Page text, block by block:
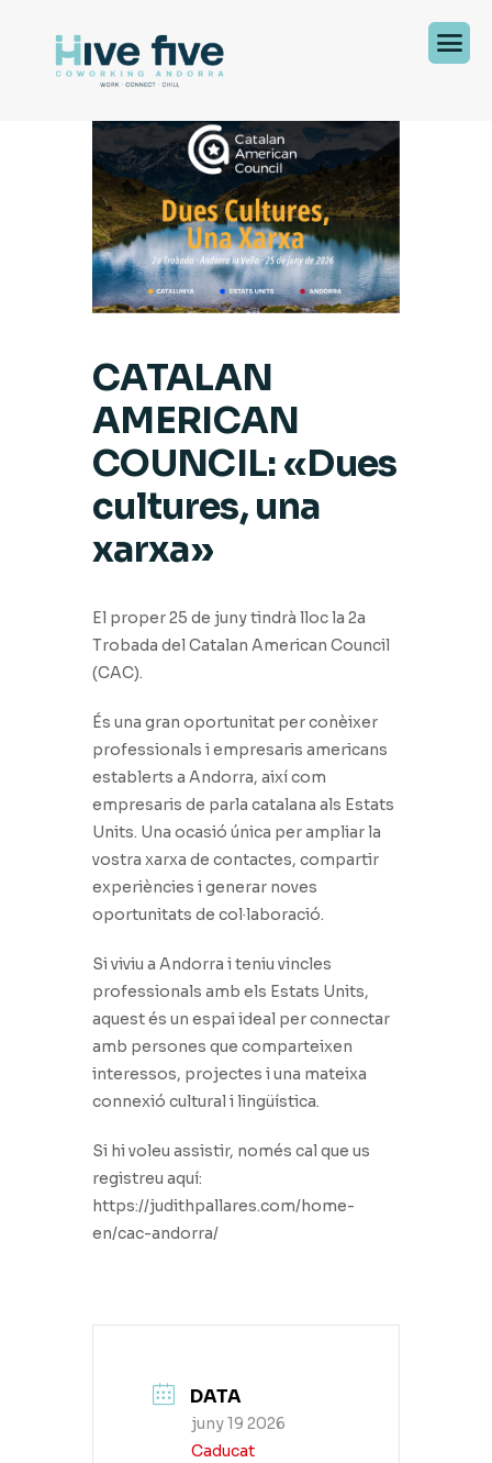
CATALAN
AMERICAN
COUNCIL: «Dues
cultures, una
xarxa»
El proper 25 de juny tindrà lloc la 2a
Trobada del Catalan American Council
(CAC).
És una gran oportunitat per conèixer
professionals i empresaris americans
establerts a Andorra, així com
empresaris de parla catalana als Estats
Units. Una ocasió única per ampliar la
vostra xarxa de contactes, compartir
experiències i generar noves
oportunitats de col·laboració.
Si viviu a Andorra i teniu vincles
professionals amb els Estats Units,
aquest és un espai ideal per connectar
amb persones que comparteixen
interessos, projectes i una mateixa
connexió cultural i lingüística.
Si hi voleu assistir, només cal que us
registreu aquí:
https://judithpallares.com/home-
en/cac-andorra/
DATA
juny 19 2026
Caducat